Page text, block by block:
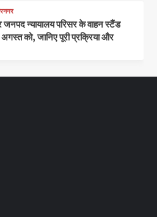
न्यायालय परिसर के वाहन स्टैंड
अगस्त को, जानिए पूरी प्रक्रिया और